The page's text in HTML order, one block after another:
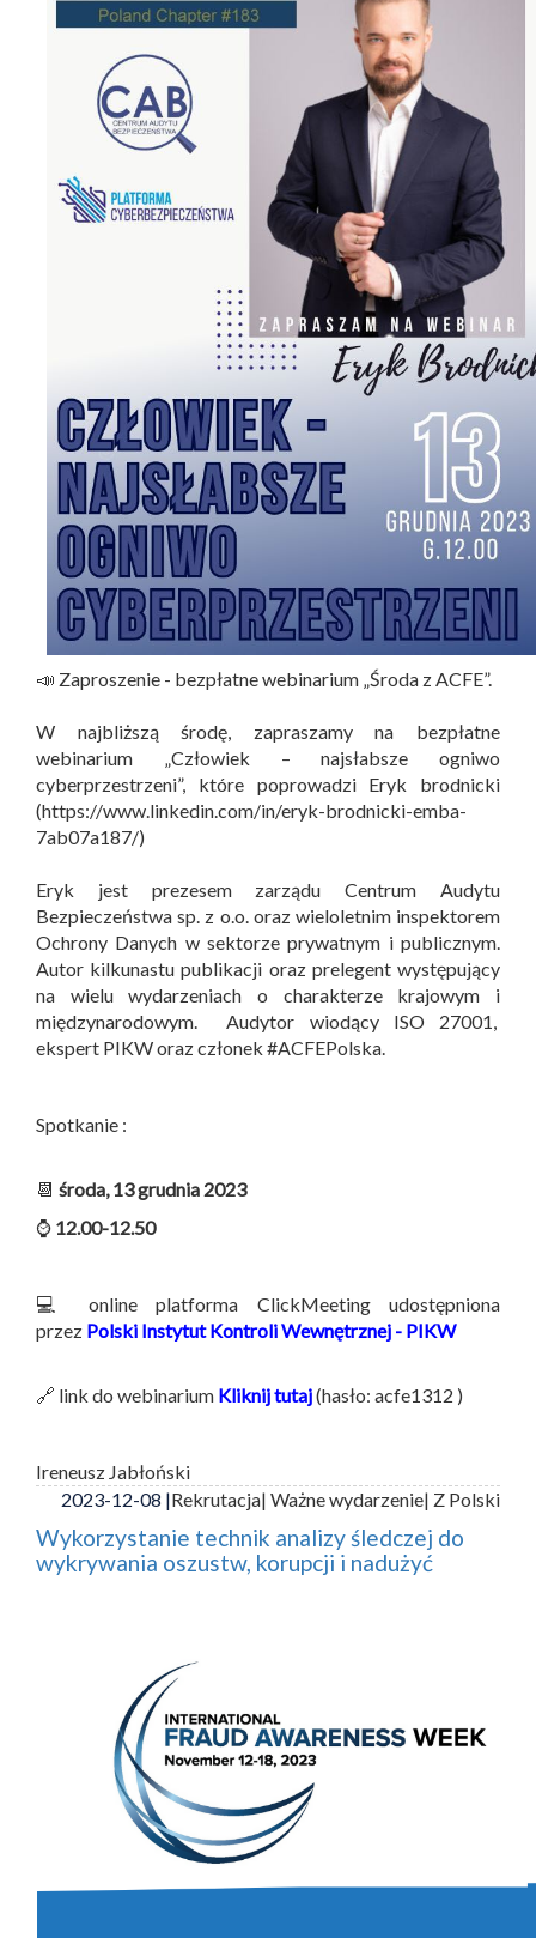
📣 Zaproszenie - bezpłatne webinarium „Środa z ACFE”.
W najbliższą środę, zapraszamy na bezpłatne
webinarium „Człowiek – najsłabsze ogniwo
cyberprzestrzeni”, które poprowadzi Eryk brodnicki
(https://www.linkedin.com/in/eryk-brodnicki-emba-
7ab07a187/)
Eryk jest prezesem zarządu Centrum Audytu
Bezpieczeństwa sp. z o.o. oraz wieloletnim inspektorem
Ochrony Danych w sektorze prywatnym i publicznym.
Autor kilkunastu publikacji oraz prelegent występujący
na wielu wydarzeniach o charakterze krajowym i
międzynarodowym. Audytor wiodący ISO 27001,
ekspert PIKW oraz członek #ACFEPolska.
Spotkanie :
📆 środa, 13 grudnia 2023
⌚ 12.00-12.50
💻 online platforma ClickMeeting udostępniona
przez Polski Instytut Kontroli Wewnętrznej - PIKW
🔗 link do webinarium Kliknij tutaj(hasło: acfe1312 )
Ireneusz Jabłoński
2023-12-08 |Rekrutacja| Ważne wydarzenie| Z Polski
Wykorzystanie technik analizy śledczej do
wykrywania oszustw, korupcji i nadużyć